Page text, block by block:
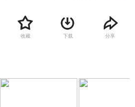
收藏 下载 分享